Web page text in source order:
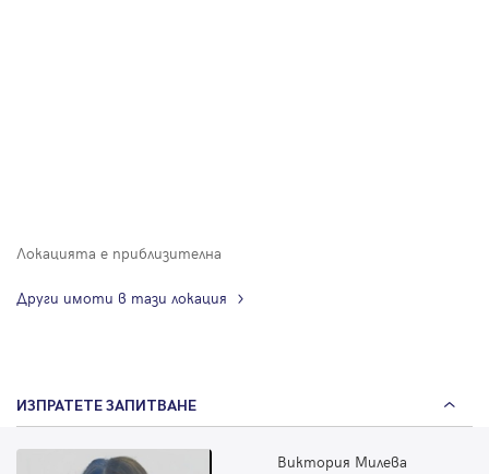
Локацията е приблизителна
Други имоти в тази локация
ИЗПРАТЕТЕ ЗАПИТВАНЕ
Виктория Милева